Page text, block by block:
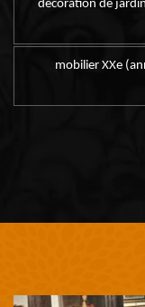
décoration de
mobilier XXe